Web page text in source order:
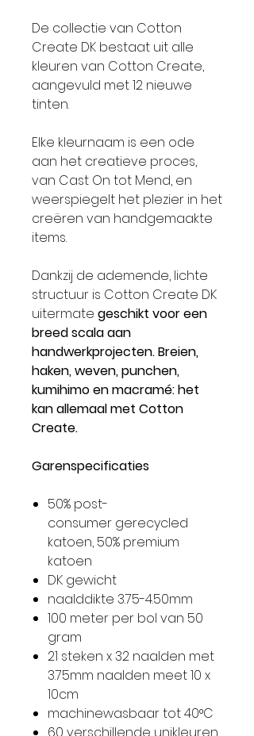
De collectie van Cotton
Create DK bestaat uit alle
kleuren van Cotton Create,
aangevuld met 12 nieuwe
tinten.
Elke kleurnaam is een ode
aan het creatieve proces,
van Cast On tot Mend, en
weerspiegelt het plezier in het
creëren van handgemaakte
items.
Dankzij de ademende, lichte
structuur is Cotton Create DK
uitermate geschikt voor een
breed scala aan
handwerkprojecten. Breien,
haken, weven, punchen,
kumihimo en macramé: het
kan allemaal met Cotton
Create.
Garenspecificaties
50% post-
consumer gerecycled
katoen, 50% premium
katoen
DK gewicht
naalddikte 3.75-4.50mm
100 meter per bol van 50
gram
21 steken x 32 naalden met
3.75mm naalden meet 10 x
10cm
machinewasbaar tot 40°C